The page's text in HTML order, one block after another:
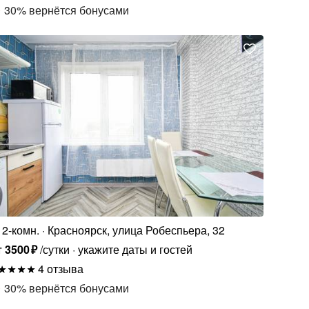
30% вернётся бонусами
2-комн.
Красноярск, улица Робеспьера, 32
3500₽/сутки укажите даты и гостей
4 отзыва
30% вернётся бонусами